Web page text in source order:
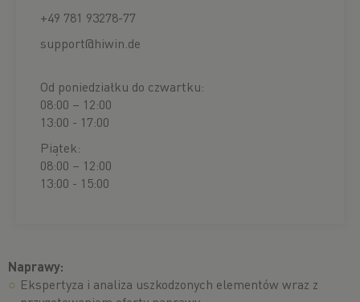
+49 781 93278-77
support@hiwin.de
Od poniedziałku do czwartku:
08:00 – 12:00
13:00 - 17:00
Piątek:
08:00 – 12:00
13:00 - 15:00
Naprawy:
Ekspertyza i analiza uszkodzonych elementów wraz z